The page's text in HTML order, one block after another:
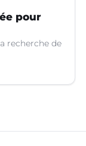
pour
recherche de